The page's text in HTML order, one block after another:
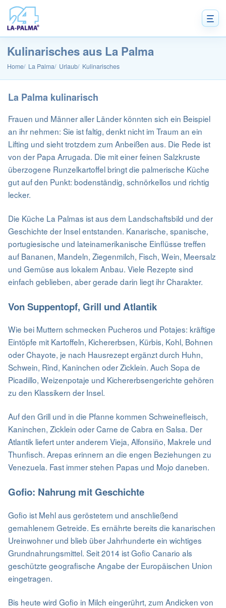
Kulinarisches aus La Palma
Home La Palma Urlaub Kulinarisches
La Palma kulinarisch
Frauen und Männer aller Länder könnten sich ein Beispiel
an ihr nehmen: Sie ist faltig, denkt nicht im Traum an ein
Lifting und sieht trotzdem zum Anbeißen aus. Die Rede ist
von der Papa Arrugada. Die mit einer feinen Salzkruste
überzogene Runzelkartoffel bringt die palmerische Küche
gut auf den Punkt: bodenständig, schnörkellos und richtig
lecker.
Die Küche La Palmas ist aus dem Landschaftsbild und der
Geschichte der Insel entstanden. Kanarische, spanische,
portugiesische und lateinamerikanische Einflüsse treffen
auf Bananen, Mandeln, Ziegenmilch, Fisch, Wein, Meersalz
und Gemüse aus lokalem Anbau. Viele Rezepte sind
einfach geblieben, aber gerade darin liegt ihr Charakter.
Von Suppentopf, Grill und Atlantik
Wie bei Muttern schmecken Pucheros und Potajes: kräftige
Eintöpfe mit Kartoffeln, Kichererbsen, Kürbis, Kohl, Bohnen
oder Chayote, je nach Hausrezept ergänzt durch Huhn,
Schwein, Rind, Kaninchen oder Zicklein. Auch Sopa de
Picadillo, Weizenpotaje und Kichererbsengerichte gehören
zu den Klassikern der Insel.
Auf den Grill und in die Pfanne kommen Schweinefleisch,
Kaninchen, Zicklein oder Carne de Cabra en Salsa. Der
Atlantik liefert unter anderem Vieja, Alfonsiño, Makrele und
Thunfisch. Arepas erinnern an die engen Beziehungen zu
Venezuela. Fast immer stehen Papas und Mojo daneben.
Gofio: Nahrung mit Geschichte
Gofio ist Mehl aus geröstetem und anschließend
gemahlenem Getreide. Es ernährte bereits die kanarischen
Ureinwohner und blieb über Jahrhunderte ein wichtiges
Grundnahrungsmittel. Seit 2014 ist Gofio Canario als
geschützte geografische Angabe der Europäischen Union
eingetragen.
Bis heute wird Gofio in Milch eingerührt, zum Andicken von